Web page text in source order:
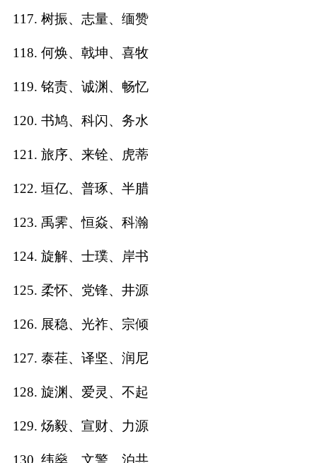
117. 树振、志量、缅赞
118. 何焕、戟坤、喜牧
119. 铭责、诚渊、畅忆
120. 书鸠、科闪、务水
121. 旅序、来铨、虎蒂
122. 垣亿、普琢、半腊
123. 禹霁、恒焱、科瀚
124. 旋解、士璞、岸书
125. 柔怀、党锋、井源
126. 展稳、光祚、宗倾
127. 泰荏、译坚、润尼
128. 旋渊、爱灵、不起
129. 炀毅、宣财、力源
130. 纬燊、文警、泊共